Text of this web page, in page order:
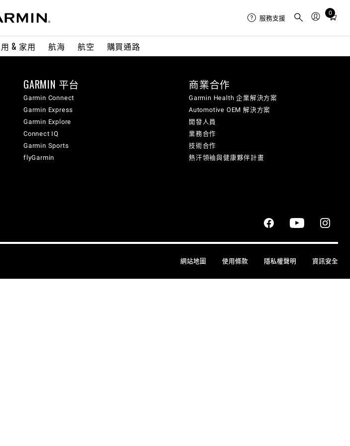
& 家用 航海 航空 購買通路
服務支援
0
Total
in
GARMIN 平台
Garmin Connect
Garmin Express
Garmin Explore
Connect IQ
Garmin Sports
flyGarmin
商業合作
Garmin Health 企業解決方案
Automotive OEM 解決方案
開發人員
業務合作
技術合作
熱汗領袖與健康夥伴計畫
網站地圖 使用條款 隱私權聲明 資訊安全